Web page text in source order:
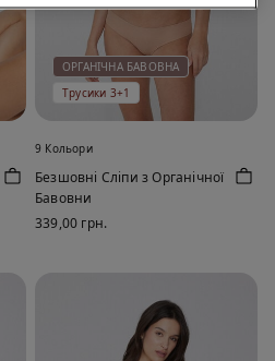
ОРГАНІЧНА БАВОВНА
Трусики 3+1
9 Кольори
Безшовні Сліпи з Органічної
Бавовни
339,00 грн.